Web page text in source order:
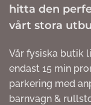
hitta den
vårt stora
Vår fysiska butik
endast 15 min
parkering med
barnvagn &